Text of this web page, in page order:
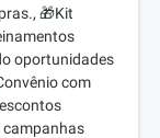
🎁Kit
oportunidades
com
campanhas